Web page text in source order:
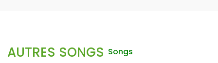
AUTRES SONGS Songs